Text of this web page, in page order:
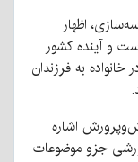
اظهار
و آینده کشور
به فرزندان
اشاره
جزو موضوعات